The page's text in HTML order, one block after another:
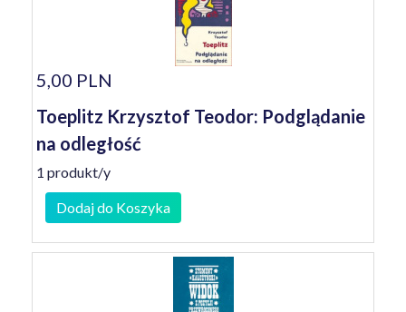
5,00 PLN
Toeplitz Krzysztof Teodor: Podglądanie
na odległość
1 produkt/y
Dodaj do Koszyka